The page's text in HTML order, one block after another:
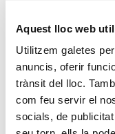
Aquest lloc web
Utilitzem galetes
anuncis, oferir
trànsit del lloc.
com feu servir el
socials, de